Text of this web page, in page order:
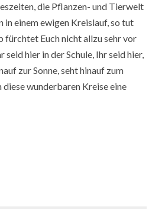
die Pflanzen- und Tierwelt
in einem ewigen Kreislauf, so tut
fürchtet Euch nicht allzu sehr vor
seid hier in der Schule, Ihr seid hier,
zur Sonne, seht hinauf zum
diese wunderbaren Kreise eine